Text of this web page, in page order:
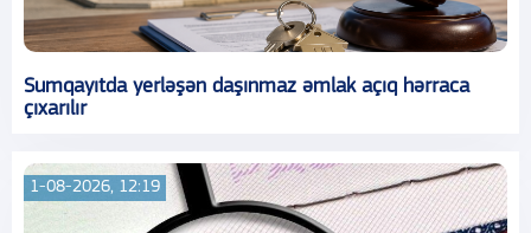
Sumqayıtda yerləşən daşınmaz əmlak açıq hərraca
çıxarılır
1-08-2026, 12:19